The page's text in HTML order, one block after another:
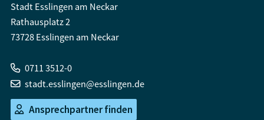
Stadt Esslingen am Neckar
Rathausplatz 2
73728 Esslingen am Neckar
0711 3512-0
stadt.esslingen@esslingen.de
Ansprechpartner finden